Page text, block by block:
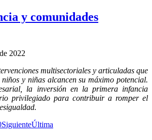
y comunidades
2022
multisectoriales y articuladas que
y niñas alcancen su máximo potencial.
la inversión en la primera infancia
privilegiado para contribuir a romper el
SiguienteÚltima